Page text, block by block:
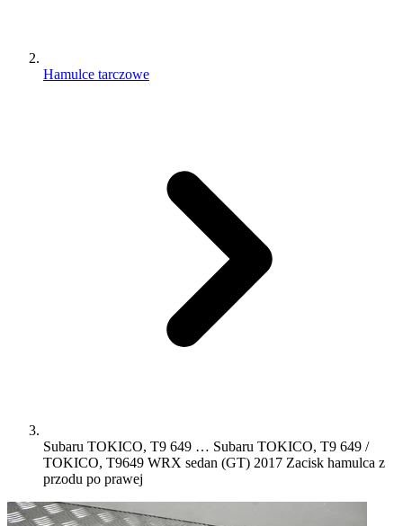
Hamulce tarczowe
Subaru TOKICO, T9 649 … Subaru TOKICO, T9 649 /
TOKICO, T9649 WRX sedan (GT) 2017 Zacisk hamulca z
przodu po prawej